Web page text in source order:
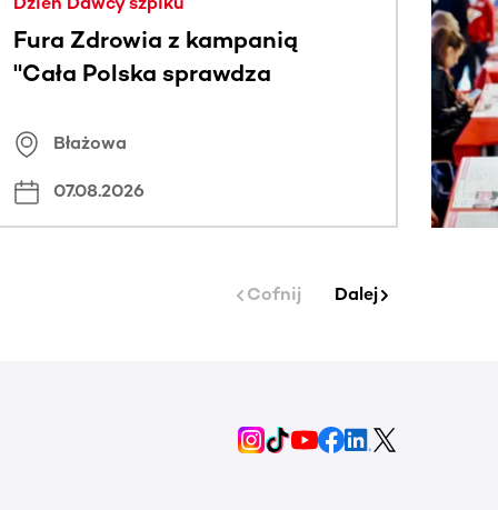
Fura Zdrowia z kampanią
"Cała Polska sprawdza
Błażowa
07.08.2026
Cofnij Dalej